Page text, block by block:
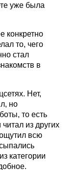
уже была
конкретно
то, чего
стал
в
Нет,
но
то есть
из других
всю
категории